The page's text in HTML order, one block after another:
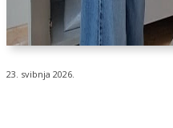
23. svibnja 2026.